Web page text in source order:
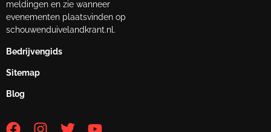
meldingen en zie wanneer
evenementen plaatsvinden op
schouwenduivelandkrant.nl.
Bedrijvengids
Sitemap
Blog